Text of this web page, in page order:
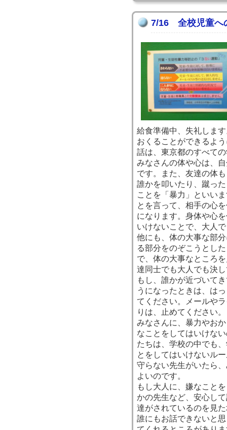
7/16 全校児童へ
給食準備中、失礼しま
おくることができるよ
話は、東京都のすべて
みなさんの体や心は、
です。また、友達の体
誰かを叩いたり、蹴っ
ことを「暴力」といい
とを言って、相手の心
になります。身体や心
いけないことで、大人
他にも、体の大事な部
る部分をのぞこうとし
で、体の大事なところ
達同士でも大人でも決
もし、誰かが近づいて
うになったときは、は
てください。メールや
りは、止めてください。
みなさんに、暴力やお
なことをしてはいけな
たちは、学校の中でも
とをしてはいけないル
守らない先生がいたら
よいのです。
もし大人に、嫌なこと
かの先生など、安心し
達がされているのを見
誰にもお話できないと